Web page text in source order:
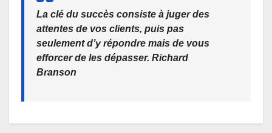
La clé du succès consiste à juger des
attentes de vos clients, puis pas
seulement d’y répondre mais de vous
efforcer de les dépasser. Richard
Branson